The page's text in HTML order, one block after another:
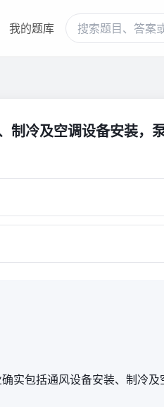
我的题库
制冷及空调设备安装，
实包括通风设备安装、制冷及